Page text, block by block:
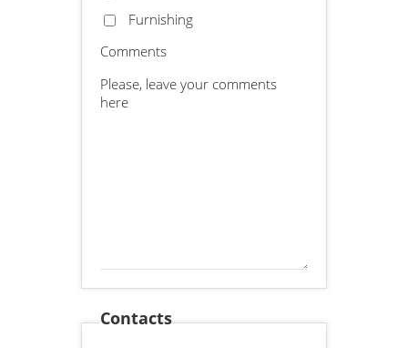
Furnishing
Comments
Contacts